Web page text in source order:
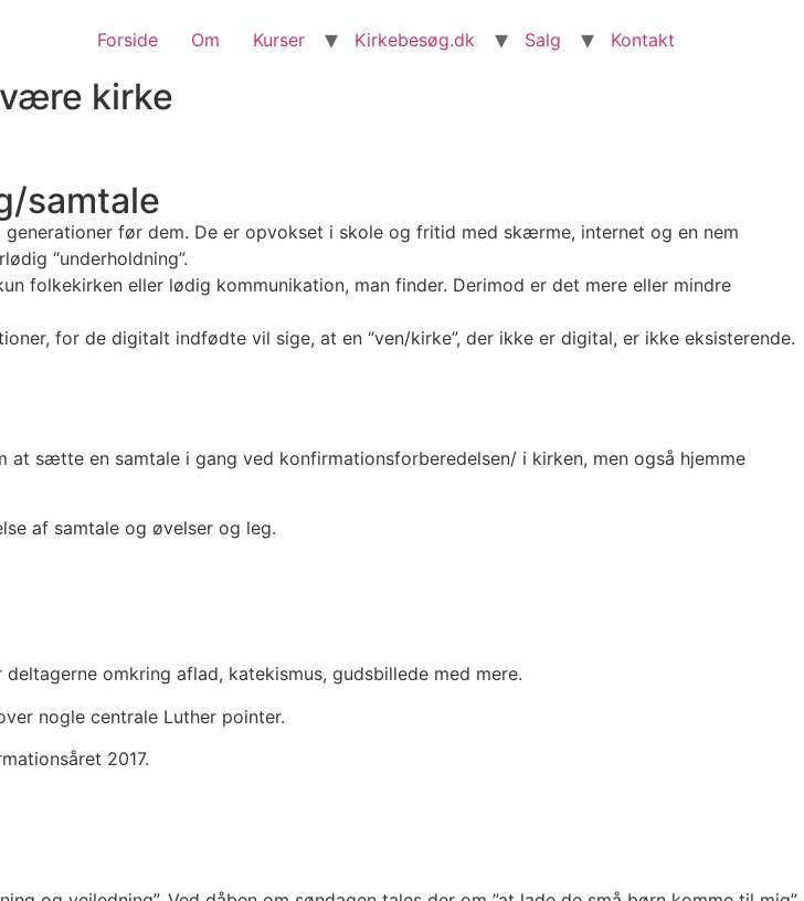
Forside Om Kurser Kirkebesøg.dk Salg Kontakt
kirke
samtale
før dem. De er opvokset i skole og fritid med skærme, internet og en nem
“underholdning”.
folkekirken eller lødig kommunikation, man finder. Derimod er det mere eller mindre
for de digitalt indfødte vil sige, at en “ven/kirke”, der ikke er digital, er ikke eksisterende.
sætte en samtale i gang ved konfirmationsforberedelsen/ i kirken, men også hjemme
af samtale og øvelser og leg.
omkring aflad, katekismus, gudsbillede med mere.
nogle centrale Luther pointer.
2017.